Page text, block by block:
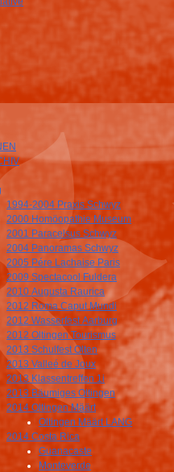
1994-2004 Praxis Schwyz
2000 Homöopathie Museum
2001 Paracelsus Schwyz
2004 Panoramas Schwyz
2005 Pére Lachaise Paris
2009 Spectacool Fuldera
2010 Augusta Raurica
2012 Roma Caput Mundi
2012 Wasserfest Aarburg
2012 Oltingen Tourismus
2013 Schulfest Olten
2013 Valleé de Joux
2013 Klassentreffen 1i
2013 Bäumiges Oltingen
2014 Oltingen Määrt
Oltingen Määrt LANG
2014 Costa Rica
Guanacaste
Monteverde